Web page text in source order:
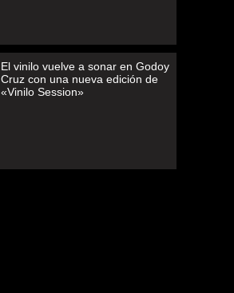
El vinilo vuelve a sonar en Godoy
Cruz con una nueva edición de
«Vinilo Session»